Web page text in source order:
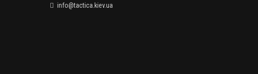
info@tactica.kiev.ua